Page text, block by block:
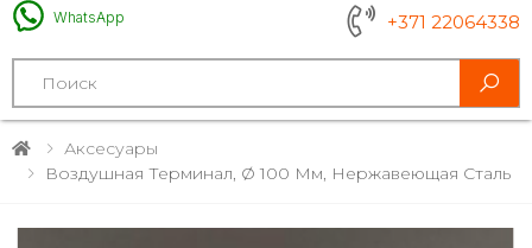
WhatsApp +371 22064338
Search
Аксесуары
Воздушная Терминал, Ø 100 Мм, Нержавеющая Сталь